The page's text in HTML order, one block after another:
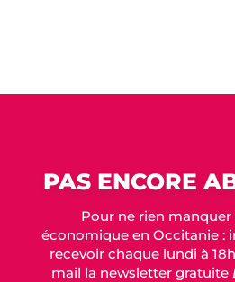
PAS ENCORE
Pour ne rien manquer
économique en Occitanie :
recevoir chaque lundi à
mail la newsletter gratuite